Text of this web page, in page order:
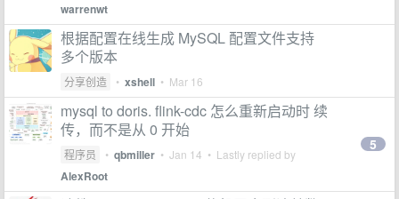
warrenwt
根据配置在线生成 MySQL 配置文件支持
多个版本
分享创造 • xshell • Mar 16
mysql to doris. flink-cdc 怎么重新启动时 续
传，而不是从 0 开始
程序员 • qbmiller • Jan 14 • Lastly replied by
AlexRoot
5